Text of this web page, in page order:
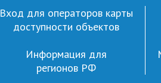
Вход для операторов карты
доступности объектов
Информация для
регионов РФ